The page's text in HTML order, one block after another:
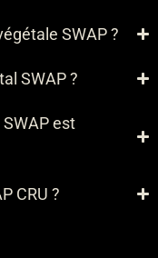
SWAP ?
SWAP ?
est
CRU ?